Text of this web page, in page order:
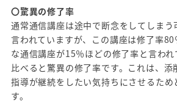
〇驚異の修了率
通常通信講座は途中で断念をしてしまう
言われていますが、この講座は修了率
な通信講座が15％ほどの修了率と言わ
比べると驚異の修了率です。これは、添
指導が継続をしたい気持ちにさせるため
す。